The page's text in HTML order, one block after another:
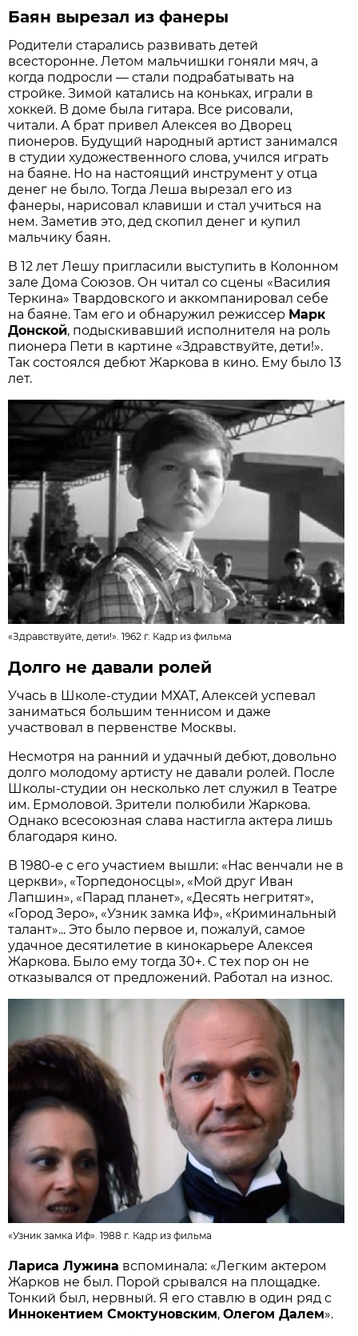
Баян вырезал из фанеры
Родители старались развивать детей
всесторонне. Летом мальчишки гоняли мяч, а
когда подросли — стали подрабатывать на
стройке. Зимой катались на коньках, играли в
хоккей. В доме была гитара. Все рисовали,
читали. А брат привел Алексея во Дворец
пионеров. Будущий народный артист занимался
в студии художественного слова, учился играть
на баяне. Но на настоящий инструмент у отца
денег не было. Тогда Леша вырезал его из
фанеры, нарисовал клавиши и стал учиться на
нем. Заметив это, дед скопил денег и купил
мальчику баян.
В 12 лет Лешу пригласили выступить в Колонном
зале Дома Союзов. Он читал со сцены «Василия
Теркина» Твардовского и аккомпанировал себе
на баяне. Там его и обнаружил режиссер Марк
Донской, подыскивавший исполнителя на роль
пионера Пети в картине «Здравствуйте, дети!».
Так состоялся дебют Жаркова в кино. Ему было 13
лет.
«Здравствуйте, дети!». 1962 г. Кадр из фильма
Долго не давали ролей
Учась в Школе-студии МХАТ, Алексей успевал
заниматься большим теннисом и даже
участвовал в первенстве Москвы.
Несмотря на ранний и удачный дебют, довольно
долго молодому артисту не давали ролей. После
Школы-студии он несколько лет служил в Театре
им. Ермоловой. Зрители полюбили Жаркова.
Однако всесоюзная слава настигла актера лишь
благодаря кино.
В 1980-е с его участием вышли: «Нас венчали не в
церкви», «Торпедоносцы», «Мой друг Иван
Лапшин», «Парад планет», «Десять негритят»,
«Город Зеро», «Узник замка Иф», «Криминальный
талант»... Это было первое и, пожалуй, самое
удачное десятилетие в кинокарьере Алексея
Жаркова. Было ему тогда 30+. С тех пор он не
отказывался от предложений. Работал на износ.
«Узник замка Иф». 1988 г. Кадр из фильма
Лариса Лужина вспоминала: «Легким актером
Жарков не был. Порой срывался на площадке.
Тонкий был, нервный. Я его ставлю в один ряд с
Иннокентием Смоктуновским,Олегом Далем».